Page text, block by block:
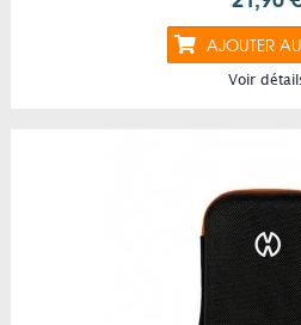
AJOUTER
Voir